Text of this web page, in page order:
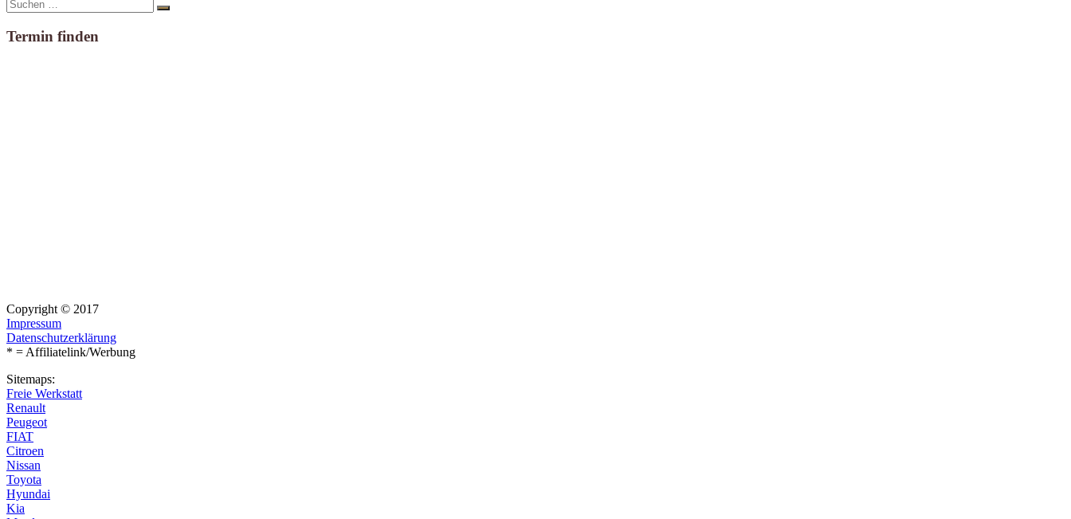
nach:
Suchen
Termin finden
Copyright © 2017
Impressum
Datenschutzerklärung
* = Affiliatelink/Werbung
Sitemaps:
Freie Werkstatt
Renault
Peugeot
FIAT
Citroen
Nissan
Toyota
Hyundai
Kia